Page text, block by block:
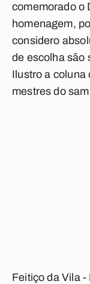
comemorado o
homenagem,
considero
de escolha são
Ilustro a coluna
mestres do
Feitiço da Vila-